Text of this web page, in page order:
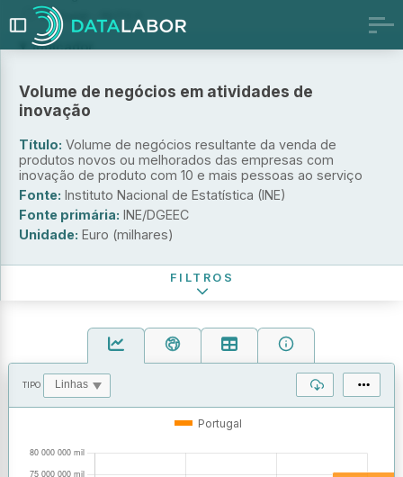
TIPO
Portugal
Volume de negócios em atividades de
inovação
Título: Volume de negócios resultante da venda de
produtos novos ou melhorados das empresas com
inovação de produto com 10 e mais pessoas ao serviço
Fonte: Instituto Nacional de Estatística (INE)
Fonte primária: INE/DGEEC
Unidade: Euro (milhares)
Portugal - NUTS II
Indicador
ou melhorados das empresas com inovação de produto
Proporção do volume de negócios resultante da venda de
produto
Escalão de pessoal ao serviço
Atividade económica (CAE Rev. 3)
FILTROS